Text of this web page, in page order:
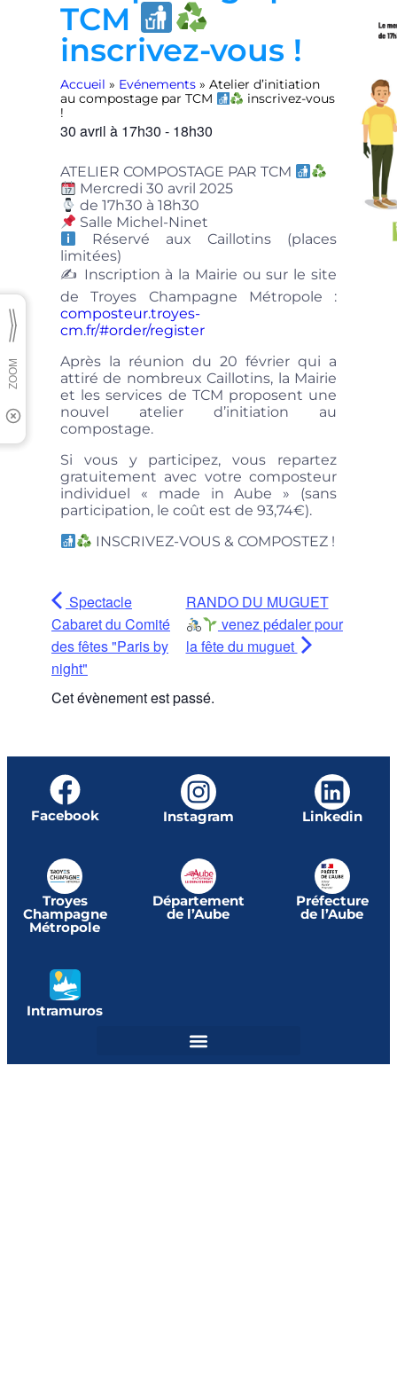
TCM
inscrivez-vous !
Accueil » Evénements » Atelier d’initiation
au compostage par TCM
inscrivez-vous
!
30 avril à 17h30 - 18h30
ATELIER COMPOSTAGE PAR TCM
Mercredi 30 avril 2025
de 17h30 à 18h30
Salle Michel-Ninet
Réservé aux Caillotins (places
limitées)
✍️ Inscription à la Mairie ou sur le site
de Troyes Champagne Métropole :
composteur.troyes-
cm.fr/#order/register
Après la réunion du 20 février qui a
attiré de nombreux Caillotins, la Mairie
et les services de TCM proposent une
nouvel atelier d’initiation au
compostage.
Si vous y participez, vous repartez
gratuitement avec votre composteur
individuel « made in Aube » (sans
participation, le coût est de 93,74€).
INSCRIVEZ-VOUS & COMPOSTEZ !
Spectacle
Cabaret du Comité
des fêtes "Paris by
night"
RANDO DU MUGUET
venez pédaler pour
la fête du muguet
Cet évènement est passé.
Facebook Instagram Linkedin
Troyes
Champagne
Métropole
Département
de l’Aube
Préfecture
de l’Aube
Intramuros